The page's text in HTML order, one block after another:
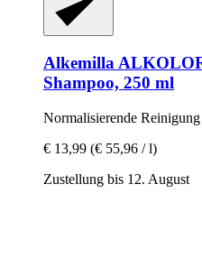
Alkemilla
Shampoo, 250 ml
Normalisierende
€ 13,99 (€ 55,96 / l)
Zustellung bis 12. August